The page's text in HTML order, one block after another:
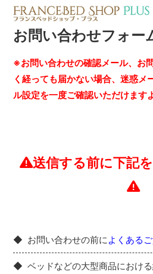
お問い合わせフォー
※お問い合わせの確認メール、お
く経っても届かない場合、迷惑メ
ル設定を一度ご確認いただけます
送信する前に下記
お問い合わせの前に よくある
ベッドなどの大型商品におけ